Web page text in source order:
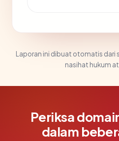
Laporan ini dibuat otomatis dari
nasihat hukum
Periksa
dalam